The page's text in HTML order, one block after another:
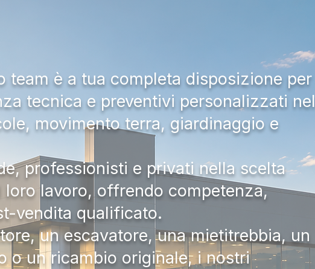
team è a tua completa disposizione per
tecnica e preventivi personalizzati nel
movimento terra, giardinaggio e
professionisti e privati nella scelta
lavoro, offrendo competenza,
vendita qualificato.
un escavatore, una mietitrebbia, un
o un ricambio originale, i nostri